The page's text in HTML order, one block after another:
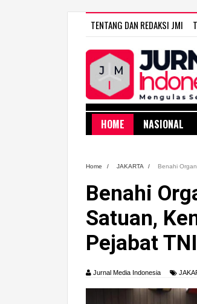
TENTANG DAN REDAKSI JMI
HOME NASIONAL
Home / JAKARTA / Benahi
Benahi
Satuan,
Pejabat
Jurnal Media Indonesia